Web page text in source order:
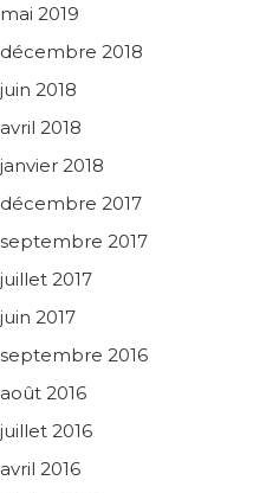
mai 2019
décembre 2018
juin 2018
avril 2018
janvier 2018
décembre 2017
septembre 2017
juillet 2017
juin 2017
septembre 2016
août 2016
juillet 2016
avril 2016